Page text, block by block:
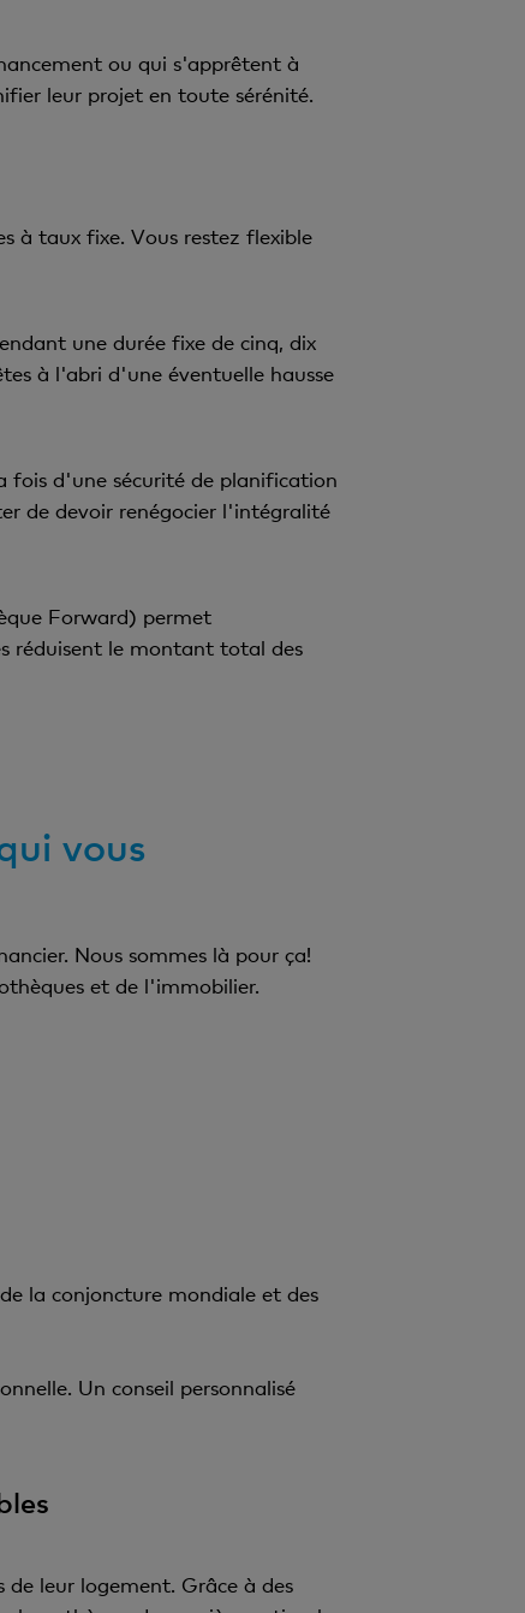
ou qui s'apprêtent à
leur projet en toute sérénité.
à taux fixe. Vous restez flexible
une durée fixe de cinq, dix
à l'abri d'une éventuelle hausse
fois d'une sécurité de planification
de devoir renégocier l'intégralité
Forward) permet
réduisent le montant total des
vous
Nous sommes là pour ça!
et de l'immobilier.
la conjoncture mondiale et des
Un conseil personnalisé
leur logement. Grâce à des